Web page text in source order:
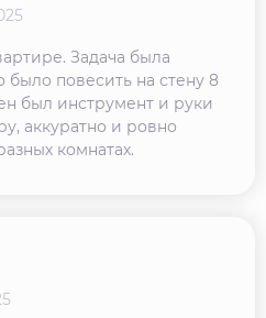
Задача была
было повесить на стену 8
был инструмент и руки
аккуратно и ровно
комнатах.